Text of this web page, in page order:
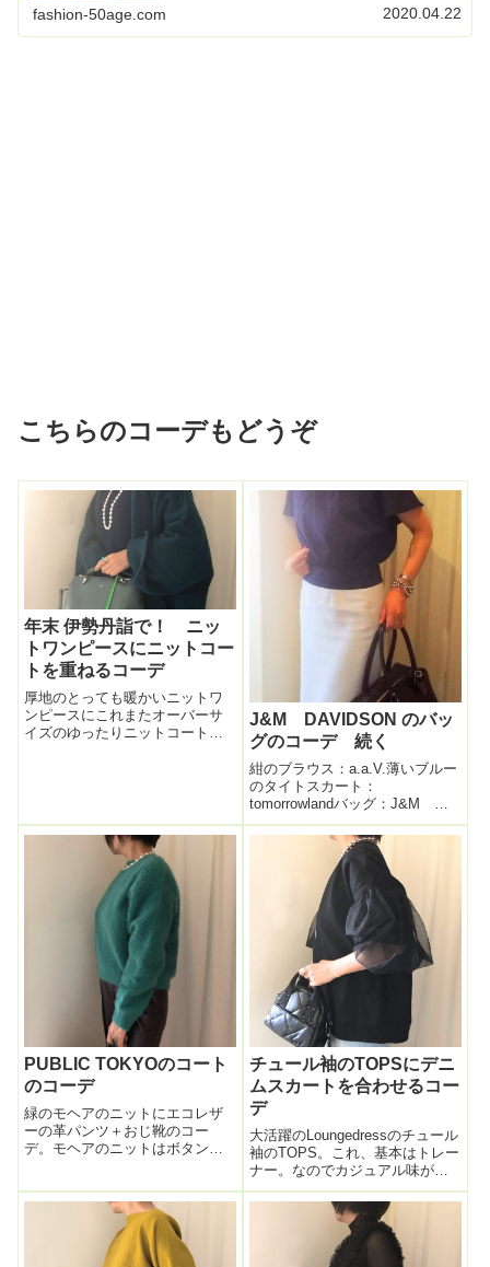
fashion-50age.com 2020.04.22
こちらのコーデもどうぞ
年末 伊勢丹詣で！ ニッ
トワンピースにニットコー
トを重ねるコーデ
厚地のとっても暖かいニットワ
ンピースにこれまたオーバーサ
イズのゆったりニットコートを
は袖が長くて...
J&M DAVIDSON のバッ
グのコーデ 続く
紺のブラウス：a.a.V.薄いブルー
のタイトスカート：
tomorrowlandバッグ：J&M
DAVIDSON靴：carino モードエ
ジャコモ本日も J&Mのバッグ
で。黒いバッグって重くなりが
ちだが、艶のある型押しなの
で 華やかさもあり、...
PUBLIC TOKYOのコート
のコーデ
緑のモヘアのニットにエコレザ
ーの革パンツ＋おじ靴のコー
デ。モヘアのニットはボタンを
GLADDで見つけたもの。・バロ
ックパールネックレス： バロ
ックパールネックレス アバス
クデザイン ・緑の...
チュール袖のTOPSにデニ
ムスカートを合わせるコー
デ
大活躍のLoungedressのチュール
袖のTOPS。これ、基本はトレー
ナー。なのでカジュアル味がベ
ース。そこにフワフワのチュー
ル袖がくっつているという一枚
ですでにMIXコーデが完成してい
る貴重なアイテムである。✅甘口
×辛口✅カジュアル×キ...